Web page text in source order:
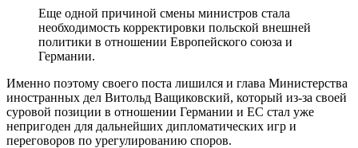
Еще одной причиной смены министров стала
необходимость корректировки польской внешней
политики в отношении Европейского союза и
Германии.
Именно поэтому своего поста лишился и глава Министерства
иностранных дел Витольд Ващиковский, который из-за своей
суровой позиции в отношении Германии и ЕС стал уже
непригоден для дальнейших дипломатических игр и
переговоров по урегулированию споров.